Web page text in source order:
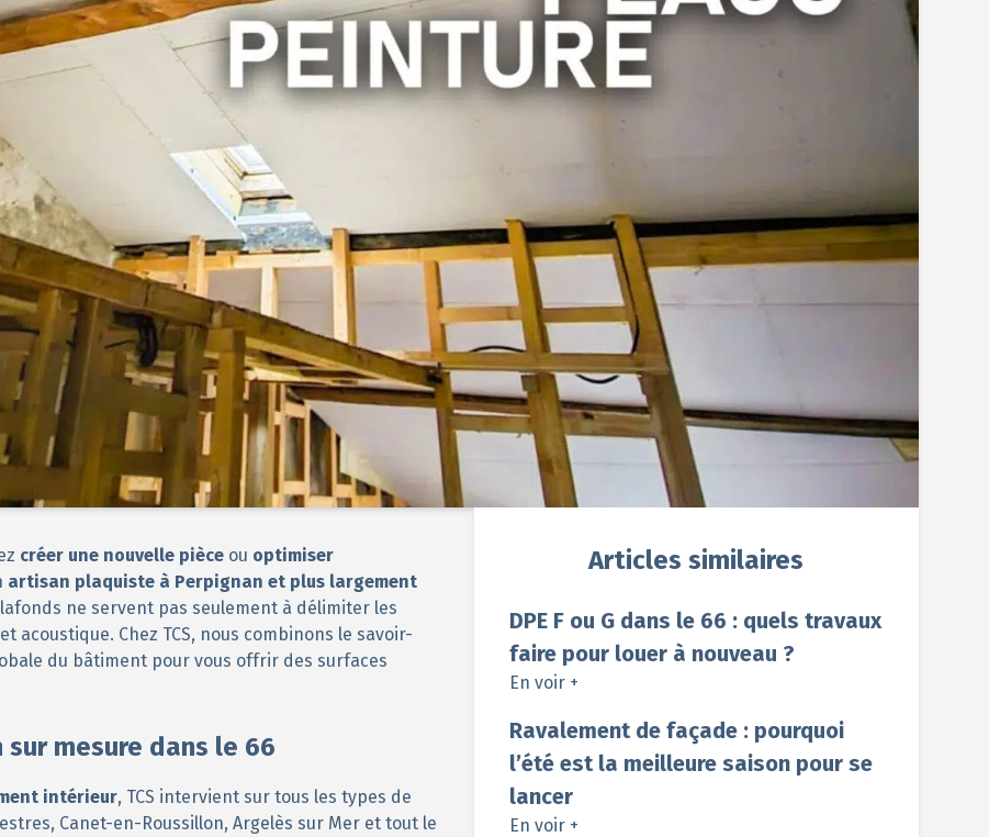
créer une nouvelle pièce ou optimiser
artisan plaquiste à Perpignan et plus largement
ne servent pas seulement à délimiter les
Chez TCS, nous combinons le savoir-
du bâtiment pour vous offrir des surfaces
mesure dans le 66
intérieur, TCS intervient sur tous les types de
Canet-en-Roussillon, Argelès sur Mer et tout le
Articles similaires
DPE F ou G dans le 66 : quels travaux
faire pour louer à nouveau ?
En voir +
Ravalement de façade : pourquoi
l’été est la meilleure saison pour se
lancer
En voir +